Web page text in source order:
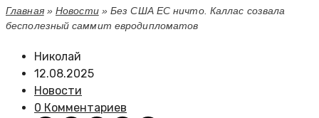
Главная»Новости»Без США ЕС ничто. Каллас созвала
бесполезный саммит евродипломатов
Николай
12.08.2025
Новости
0 Комментариев